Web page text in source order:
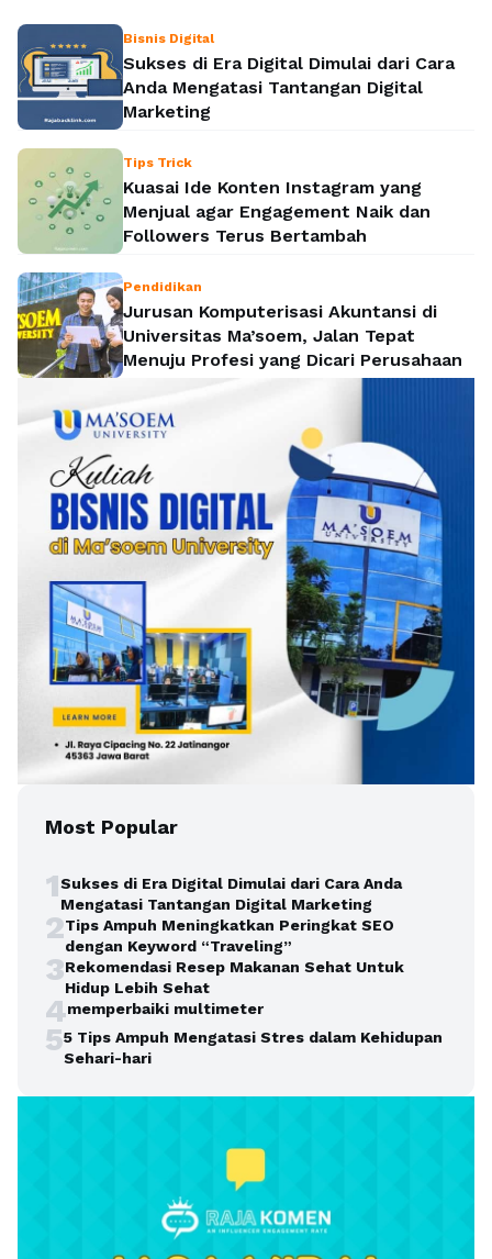
Bisnis Digital
Sukses di Era Digital Dimulai dari Cara
Anda Mengatasi Tantangan Digital
Marketing
Tips Trick
Kuasai Ide Konten Instagram yang
Menjual agar Engagement Naik dan
Followers Terus Bertambah
Pendidikan
Jurusan Komputerisasi Akuntansi di
Universitas Ma’soem, Jalan Tepat
Menuju Profesi yang Dicari Perusahaan
Most Popular
1Sukses di Era Digital Dimulai dari Cara Anda
Mengatasi Tantangan Digital Marketing
2Tips Ampuh Meningkatkan Peringkat SEO
dengan Keyword “Traveling”
3Rekomendasi Resep Makanan Sehat Untuk
Hidup Lebih Sehat
4memperbaiki multimeter
55 Tips Ampuh Mengatasi Stres dalam Kehidupan
Sehari-hari